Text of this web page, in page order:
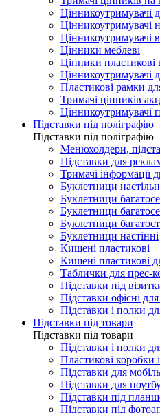
Цінникоутримувачі
Цінникоутримувачі
Цінникоутримувачі
Цінники меблеві
Цінники пластикові
Цінникоутримувачі
Пластикові рамки
Тримачі цінників
Цінникоутримувачі
Підставки під поліграфію
Підставки під поліграфію
Менюхолдери,
Підставки для
Тримачі інформації
Буклетници
Буклетници
Буклетници
Буклетници
Буклетници настінні
Кишені пластикові
Кишені пластикові
Таблички для прес-
Підставки під
Підставки офісні
Підставки і полки
Підставки під товари
Підставки під товари
Підставки і полки
Пластикові коробки
Підставки для
Підставки для
Підставки під
Підставки під